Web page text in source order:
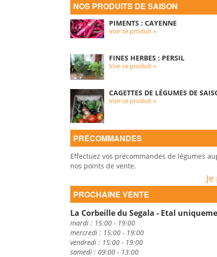
NOS PRODUITS DE SAISON
PIMENTS : CAYENNE
Voir ce produit »
FINES HERBES : PERSIL
Voir ce produit »
CAGETTES DE LÉGUMES DE
Voir ce produit »
PRÉCOMMANDES
Effectuez vos précommandes de légumes
nos points de vente.
PROCHAINE VENTE
La Corbeille du Segala - Etal
mardi : 15:00 - 19:00
mercredi : 15:00 - 19:00
vendredi : 15:00 - 19:00
samedi : 09:00 - 13:00